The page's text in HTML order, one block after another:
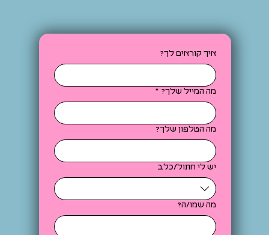
איך קוראים לך?
מה המייל שלך? *
מה הטלפון שלך?
יש לי חתול/כלב
מה שמו/ה?